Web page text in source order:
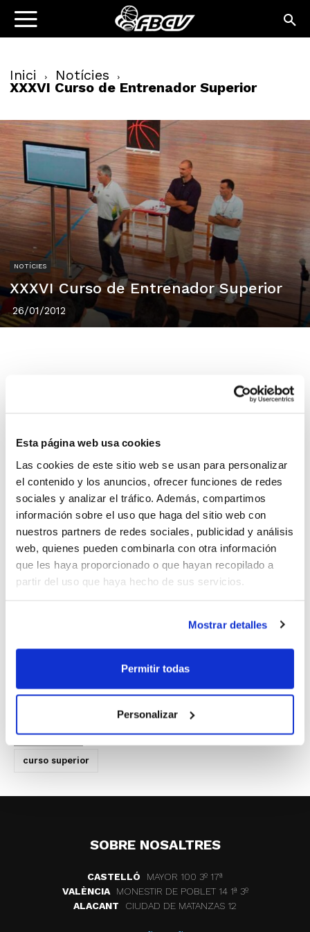
Esta página web usa cookies
Las cookies de este sitio web se usan para personalizar
el contenido y los anuncios, ofrecer funciones de redes
sociales y analizar el tráfico. Además, compartimos
información sobre el uso que haga del sitio web con
nuestros partners de redes sociales, publicidad y análisis
web, quienes pueden combinarla con otra información
que les haya proporcionado o que hayan recopilado a
partir del uso que haya hecho de sus servicios.
Mostrar detalles
Permitir todas
Personalizar
Inici Notícies
XXXVI Curso de Entrenador Superior
NOTÍCIES
XXXVI Curso de Entrenador Superior
26/01/2012
carácter Federativo y la Fase No Presencial arrancaría
el 13 de abril y se prolongaría hasta el 9 de julio. La
Fase Presencial tendría lugar en Zaragoza del 14 al 29
de julio.
La Carga Lectiva total es de 750 horas en un formato
Semipresencial donde habrá un Bloque de Carácter
Científico-Técnico General, un Bloque Específico de
Baloncesto y un Período de Prácticas y el Proyecto
Las inscripciones deben realizarse a través
ETIQUETES formacion entrenadores
curso superior
SOBRE NOSALTRES
CASTELLÓ
MAYOR 100 3º 17ª
VALÈNCIA
MONESTIR DE POBLET 14 1ª 3º
ALACANT
CIUDAD DE MATANZAS 12